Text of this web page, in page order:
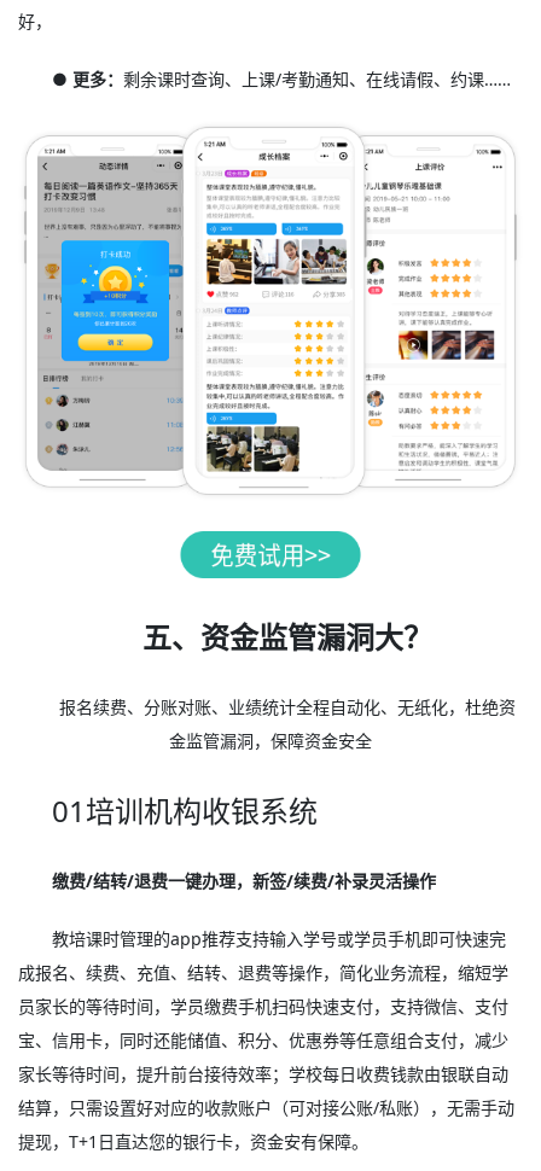
好，
● 更多：剩余课时查询、上课/考勤通知、在线请假、约课……
五、资金监管漏洞大？
报名续费、分账对账、业绩统计全程自动化、无纸化，杜绝资
金监管漏洞，保障资金安全
01培训机构收银系统
缴费/结转/退费一键办理，新签/续费/补录灵活操作
教培课时管理的app推荐支持输入学号或学员手机即可快速完
成报名、续费、充值、结转、退费等操作，简化业务流程，缩短学
员家长的等待时间，学员缴费手机扫码快速支付，支持微信、支付
宝、信用卡，同时还能储值、积分、优惠券等任意组合支付，减少
家长等待时间，提升前台接待效率；学校每日收费钱款由银联自动
结算，只需设置好对应的收款账户（可对接公账/私账），无需手动
提现，T+1日直达您的银行卡，资金安有保障。